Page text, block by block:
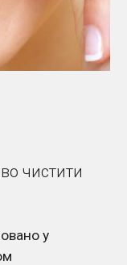
чистити
у